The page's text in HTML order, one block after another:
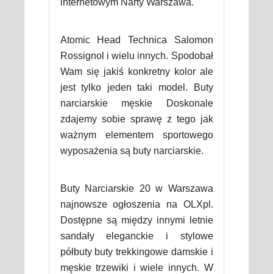
internetowym Narty Warszawa.
Atomic Head Technica Salomon
Rossignol i wielu innych. Spodobał
Wam się jakiś konkretny kolor ale
jest tylko jeden taki model. Buty
narciarskie męskie Doskonale
zdajemy sobie sprawę z tego jak
ważnym elementem sportowego
wyposażenia są buty narciarskie.
Buty Narciarskie 20 w Warszawa
najnowsze ogłoszenia na OLXpl.
Dostępne są między innymi letnie
sandały eleganckie i stylowe
półbuty buty trekkingowe damskie i
męskie trzewiki i wiele innych. W